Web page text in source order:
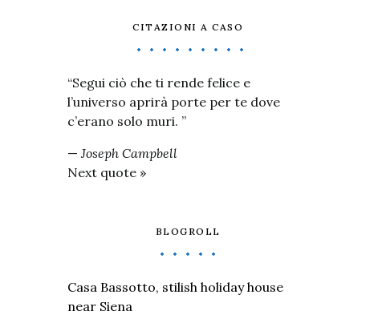
CITAZIONI A CASO
“Segui ciò che ti rende felice e
l’universo aprirà porte per te dove
c’erano solo muri. ”
— Joseph Campbell
Next quote »
BLOGROLL
Casa Bassotto, stilish holiday house
near Siena